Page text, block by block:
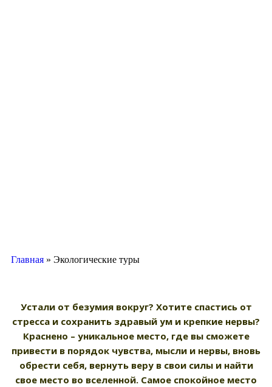
Главная » Экологические туры
Устали от безумия вокруг? Хотите спастись от
стресса и сохранить здравый ум и крепкие нервы?
Краснено – уникальное место, где вы сможете
привести в порядок чувства, мысли и нервы, вновь
обрести себя, вернуть веру в свои силы и найти
свое место во вселенной. Самое спокойное место